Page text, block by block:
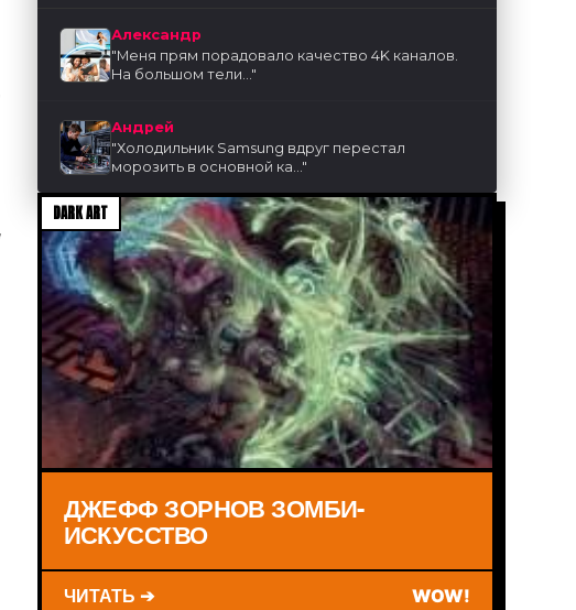
Александр
"Меня прям порадовало качество 4K каналов.
На большом тели..."
Андрей
"Холодильник Samsung вдруг перестал
морозить в основной ка..."
DARK ART
ДЖЕФФ ЗОРНОВ ЗОМБИ-
ИСКУССТВО
ЧИТАТЬ ➔ WOW!